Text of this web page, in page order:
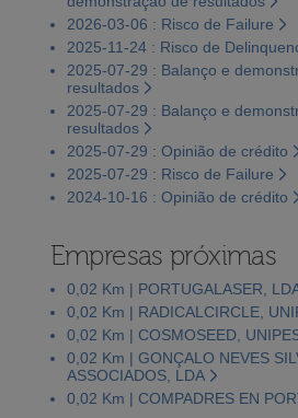
2026-03-06 : Risco de Failure
2025-11-24 : Risco de
2025-07-29 : Balanço e
resultados
2025-07-29 : Balanço e
resultados
2025-07-29 : Opinião de crédito
2025-07-29 : Risco de Failure
2024-10-16 : Opinião de crédito
Empresas próximas
0,02 Km | PORTUGALASER,
0,02 Km | RADICALCIRCLE,
0,02 Km | COSMOSEED,
0,02 Km | GONÇALO NEVES
ASSOCIADOS, LDA
0,02 Km | COMPADRES EN